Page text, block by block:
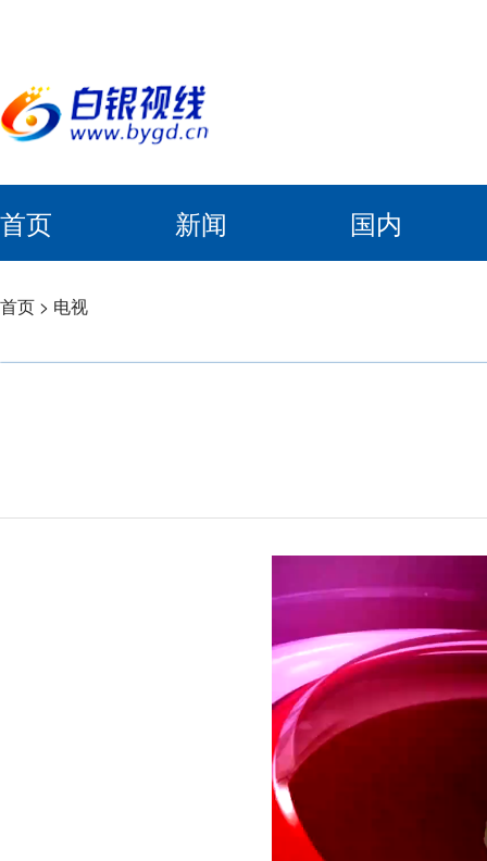
首页 新闻 国内
首页 > 电视